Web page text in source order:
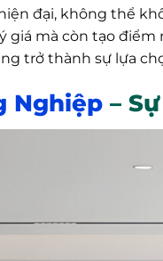
đại, không thể
giá mà còn tạo
trở thành sự lựa
Nghiệp –